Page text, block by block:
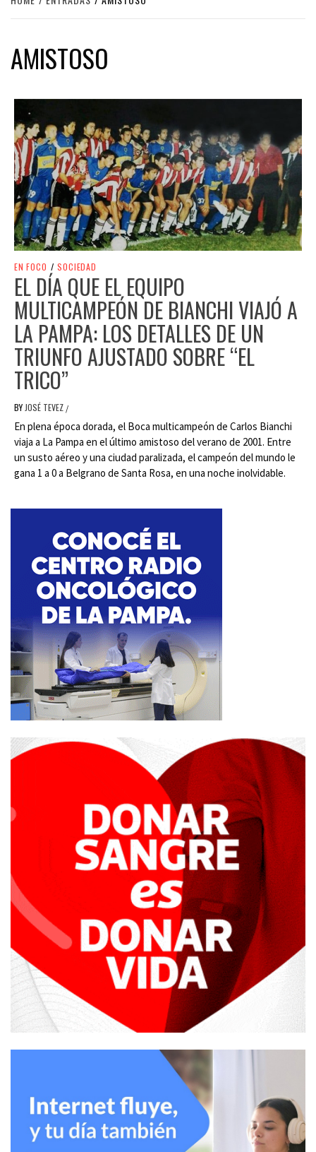
AMISTOSO
EN FOCO / SOCIEDAD
EL DÍA QUE EL EQUIPO
MULTICAMPEÓN DE BIANCHI VIAJÓ A
LA PAMPA: LOS DETALLES DE UN
TRIUNFO AJUSTADO SOBRE “EL
TRICO”
BYJOSÉ TEVEZ /
En plena época dorada, el Boca multicampeón de Carlos Bianchi
viaja a La Pampa en el último amistoso del verano de 2001. Entre
un susto aéreo y una ciudad paralizada, el campeón del mundo le
gana 1 a 0 a Belgrano de Santa Rosa, en una noche inolvidable.